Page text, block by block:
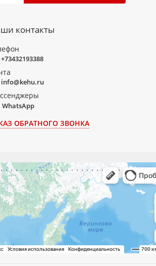
контакты
+73432193388
info@kehu.ru
WhatsApp
ОБРАТНОГО ЗВОНКА